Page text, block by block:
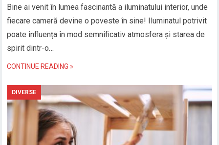
Bine ai venit în lumea fascinantă a iluminatului interior, unde
fiecare cameră devine o poveste în sine! Iluminatul potrivit
poate influența în mod semnificativ atmosfera și starea de
spirit dintr-o…
CONTINUE READING »
DIVERSE